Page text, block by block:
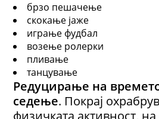
брзо пешачење
скокање јаже
играње фудбал
возење ролерки
пливање
танцување
Редуцирање на
седење. Покрај
физичката активност,